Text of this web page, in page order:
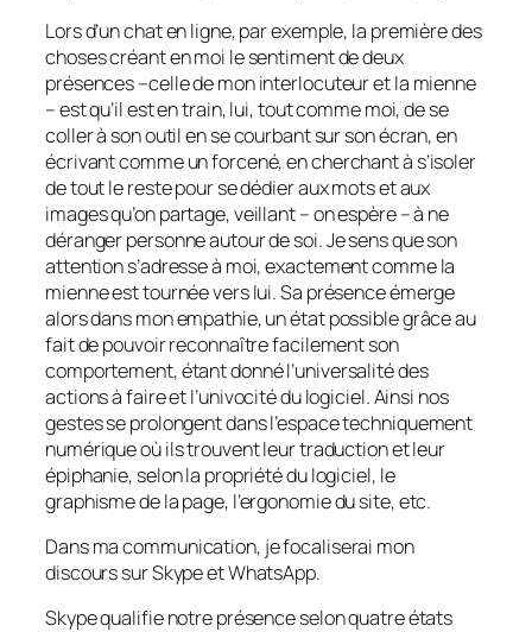
Lors d’un chat en ligne, par exemple, la première des
choses créant en moi le sentiment de deux
présences –celle de mon interlocuteur et la mienne
– est qu’il est en train, lui, tout comme moi, de se
coller à son outil en se courbant sur son écran, en
écrivant comme un forcené, en cherchant à s’isoler
de tout le reste pour se dédier aux mots et aux
images qu’on partage, veillant – on espère – à ne
déranger personne autour de soi. Je sens que son
attention s’adresse à moi, exactement comme la
mienne est tournée vers lui. Sa présence émerge
alors dans mon empathie, un état possible grâce au
fait de pouvoir reconnaître facilement son
comportement, étant donné l’universalité des
actions à faire et l’univocité du logiciel. Ainsi nos
gestes se prolongent dans l’espace techniquement
numérique où ils trouvent leur traduction et leur
épiphanie, selon la propriété du logiciel, le
graphisme de la page, l’ergonomie du site, etc.
Dans ma communication, je focaliserai mon
discours sur Skype et WhatsApp.
Skype qualifie notre présence selon quatre états